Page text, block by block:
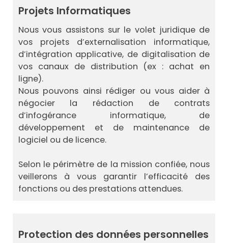
Projets Informatiques
Nous vous assistons sur le volet juridique de
vos projets d’externalisation informatique,
d’intégration applicative, de digitalisation de
vos canaux de distribution (ex : achat en
ligne).
Nous pouvons ainsi rédiger ou vous aider à
négocier la rédaction de contrats
d’infogérance informatique, de
développement et de maintenance de
logiciel ou de licence.
Selon le périmètre de la mission confiée, nous
veillerons à vous garantir l’efficacité des
fonctions ou des prestations attendues.
Protection des données personnelles